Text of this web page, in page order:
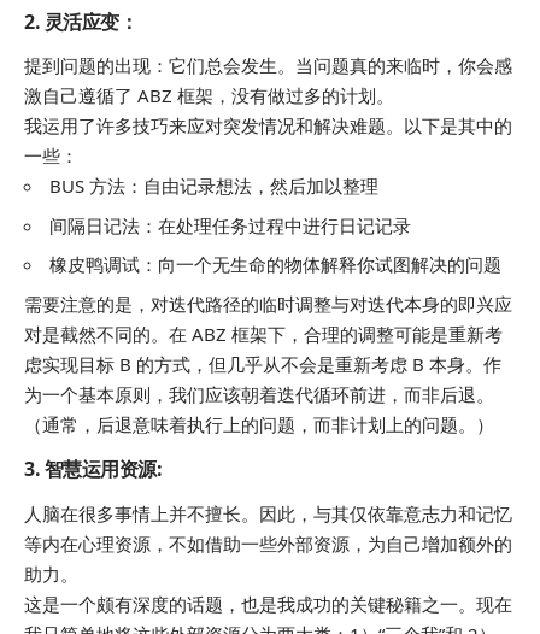
2. 灵活应变：
提到问题的出现：它们总会发生。当问题真的来临时，你会感
激自己遵循了 ABZ 框架，没有做过多的计划。
我运用了许多技巧来应对突发情况和解决难题。以下是其中的
一些：
BUS 方法：自由记录想法，然后加以整理
间隔日记法：在处理任务过程中进行日记记录
橡皮鸭调试：向一个无生命的物体解释你试图解决的问题
需要注意的是，对迭代路径的临时调整与对迭代本身的即兴应
对是截然不同的。在 ABZ 框架下，合理的调整可能是重新考
虑实现目标 B 的方式 ，但几乎从不会是重新考虑 B 本身。作
为一个基本原则，我们应该朝着迭代循环前进，而非后退。
（通常，后退意味着执行上的问题，而非计划上的问题。）
3.智慧运用资源:
人脑在很多事情上并不擅长。因此，与其仅依靠意志力和记忆
等内在心理资源，不如借助一些外部资源，为自己增加额外的
助力。
这是一个颇有深度的话题，也是我成功的关键秘籍之一。现在